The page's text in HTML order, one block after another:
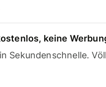
keine
Sekundenschnelle.